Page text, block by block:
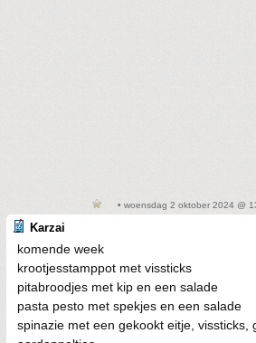
• woensdag 2 oktober 2024 @
Karzai
komende week
krootjesstamppot met vissticks
pitabroodjes met kip en een salade
pasta pesto met spekjes en een salade
spinazie met een gekookt eitje, vissticks,